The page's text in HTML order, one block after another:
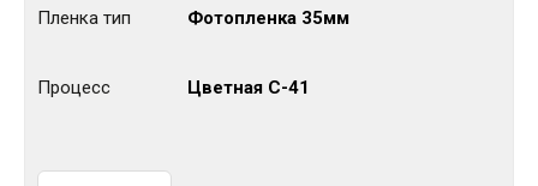
Пленка тип Фотопленка 35мм
Процесс Цветная C-41